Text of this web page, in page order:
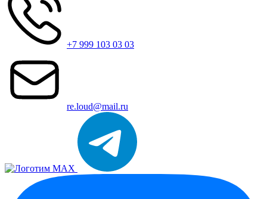
+7 999 103 03 03
re.loud@mail.ru